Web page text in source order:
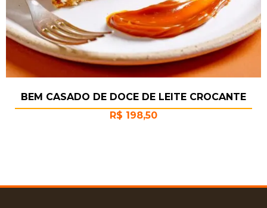
BEM CASADO DE DOCE DE LEITE CROCANTE
R$ 198,50